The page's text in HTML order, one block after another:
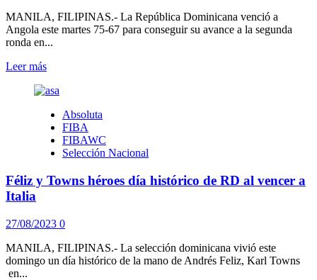
MANILA, FILIPINAS.- La República Dominicana venció a
Angola este martes 75-67 para conseguir su avance a la segunda
ronda en...
Leer másLeer
sobre
vence
Angola
y
a
ronda
de
la
Copa
Absoluta
FIBA
FIBAWC
Selección Nacional
Féliz y Towns héroes día histórico de RD al vencer a
Italia
27/08/2023 0
MANILA, FILIPINAS.- La selección dominicana vivió este
domingo un día histórico de la mano de Andrés Feliz, Karl Towns
en...